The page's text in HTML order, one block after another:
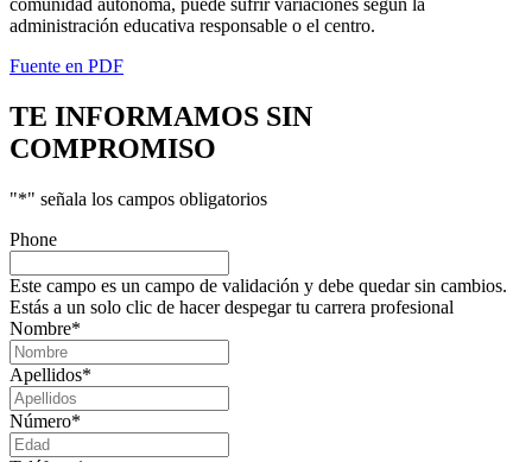
administración educativa responsable o el centro.
Fuente en PDF
TE INFORMAMOS SIN
COMPROMISO
"*" señala los campos obligatorios
Phone
Este campo es un campo de validación y debe quedar sin cambios.
Estás a un solo clic de hacer despegar tu carrera profesional
Nombre*
Apellidos*
Número*